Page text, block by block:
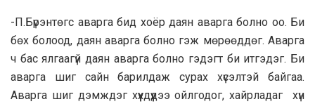
-П.Бүрэнтөгс аварга бид хоёр даян аварга болно оо. Би
бөх болоод, даян аварга болно гэж мөрөөддөг. Аварга
ч бас ялгаагүй даян аварга болно гэдэгт би итгэдэг. Би
аварга шиг сайн барилдаж сурах хүсэлтэй байгаа.
Аварга шиг дэмждэг хүүхдүүдээ ойлгодог, хайрладаг хүн